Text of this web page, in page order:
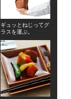
ギュッとねじってグ
ラスを運ぶ。